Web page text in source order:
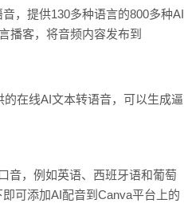
，提供130多种语言的800多种AI
播客，将音频内容发布到
在线AI文本转语音，可以生成逼
音，例如英语、西班牙语和葡萄
可添加AI配音到Canva平台上的